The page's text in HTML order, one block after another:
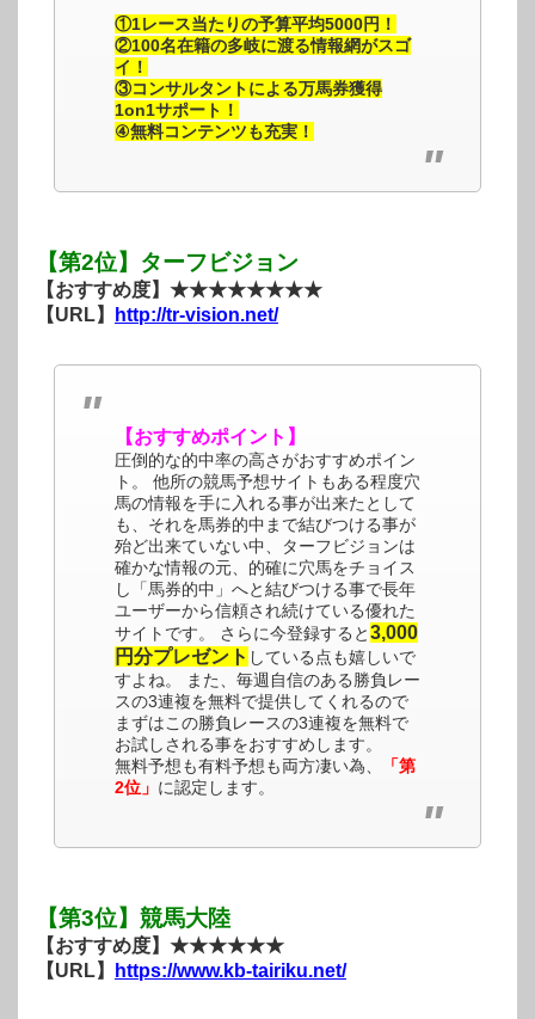
①1レース当たりの予算平均5000円！
②100名在籍の多岐に渡る情報網がスゴ
イ！
③コンサルタントによる万馬券獲得
1on1サポート！
④無料コンテンツも充実！
【第2位】ターフビジョン
【おすすめ度】★★★★★★★★
【URL】
http://tr-vision.net/
【おすすめポイント】
圧倒的な的中率の高さがおすすめポイン
ト。 他所の競馬予想サイトもある程度穴
馬の情報を手に入れる事が出来たとして
も、それを馬券的中まで結びつける事が
殆ど出来ていない中、ターフビジョンは
確かな情報の元、的確に穴馬をチョイス
し「馬券的中」へと結びつける事で長年
ユーザーから信頼され続けている優れた
サイトです。 さらに今登録すると3,000
円分プレゼント している点も嬉しいで
すよね。 また、毎週自信のある勝負レー
スの3連複を無料で提供してくれるので
まずはこの勝負レースの3連複を無料で
お試しされる事をおすすめします。
無料予想も有料予想も両方凄い為、
「第
2位」 に認定します。
【第3位】競馬大陸
【おすすめ度】★★★★★★
【URL】
https://www.kb-tairiku.net/